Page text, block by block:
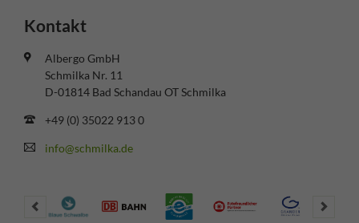
Kontakt
Albergo GmbH
Schmilka Nr. 11
D-01814 Bad Schandau OT Schmilka
+49 (0) 35022 913 0
info@schmilka.de